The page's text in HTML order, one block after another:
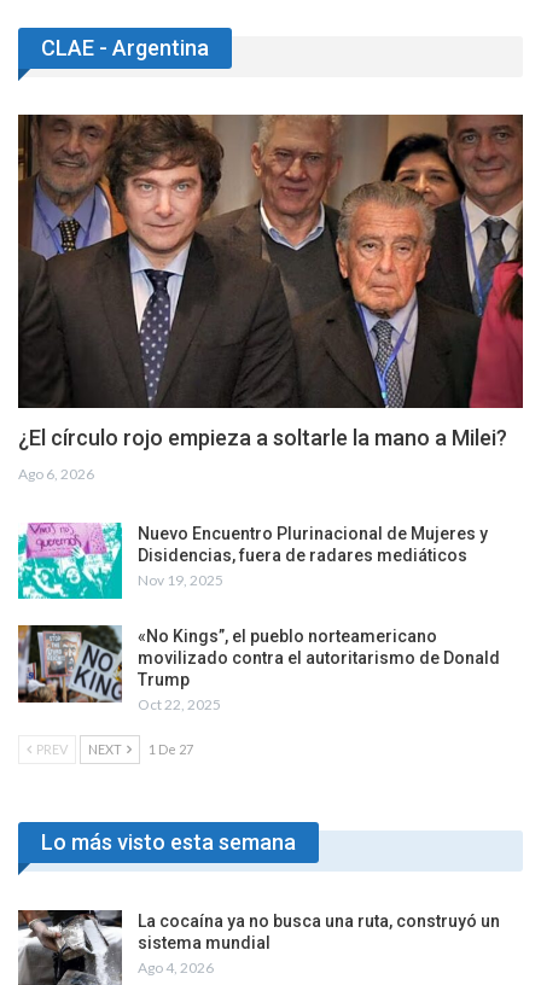
CLAE - Argentina
¿El círculo rojo empieza a soltarle la mano a Milei?
Ago 6, 2026
Nuevo Encuentro Plurinacional de Mujeres y
Disidencias, fuera de radares mediáticos
Nov 19, 2025
«No Kings”, el pueblo norteamericano
movilizado contra el autoritarismo de Donald
Trump
Oct 22, 2025
PREV NEXT 1 De 27
Lo más visto esta semana
La cocaína ya no busca una ruta, construyó un
sistema mundial
Ago 4, 2026